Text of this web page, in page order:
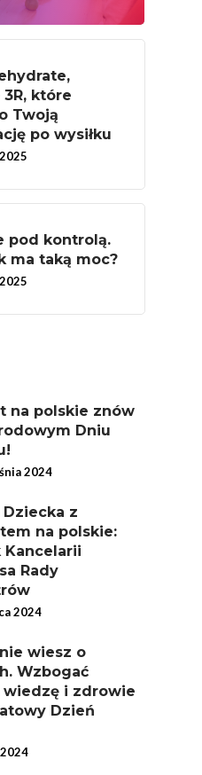
które
Twoją
po wysiłku
pod kontrolą.
ma taką moc?
na polskie znów
Dniu
2024
Dziecka z
na polskie:
Kancelarii
Rady
2024
wiesz o
Wzbogać
wiedzę i zdrowie
Dzień
Jedz Owoce I
Nich Największa
Festiwal Młody
Ziemniak
Ekologicznej
Chrup Owoce, Jedz
Świetnie Wpływa
Good Move
Związek Zawodowy
Wydarzenia